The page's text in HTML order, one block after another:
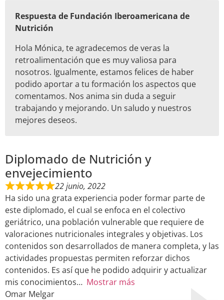
Respuesta de Fundación Iberoamericana de
Nutrición
Hola Mónica, te agradecemos de veras la
retroalimentación que es muy valiosa para
nosotros. Igualmente, estamos felices de haber
podido aportar a tu formación los aspectos que
comentamos. Nos anima sin duda a seguir
trabajando y mejorando. Un saludo y nuestros
mejores deseos.
Diplomado de Nutrición y
envejecimiento
22 junio, 2022
Ha sido una grata experiencia poder formar parte de
este diplomado, el cual se enfoca en el colectivo
geriátrico, una población vulnerable que requiere de
valoraciones nutricionales integrales y objetivas. Los
contenidos son desarrollados de manera completa, y las
actividades propuestas permiten reforzar dichos
contenidos. Es así que he podido adquirir y actualizar
mis conocimientos
Mostrar más
Omar Melgar